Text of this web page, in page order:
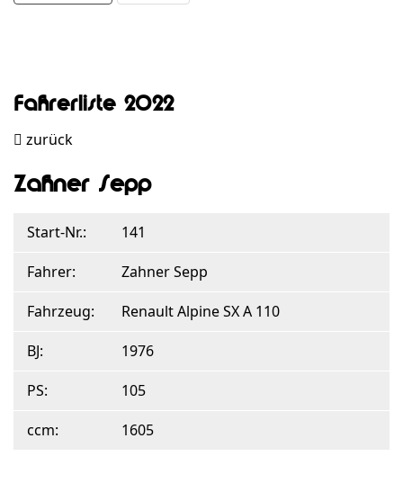
Fahrerliste 2022
zurück
Zahner Sepp
Start-Nr.:
141
Fahrer:
Zahner Sepp
Fahrzeug:
Renault Alpine SX A 110
BJ:
1976
PS:
105
ccm:
1605